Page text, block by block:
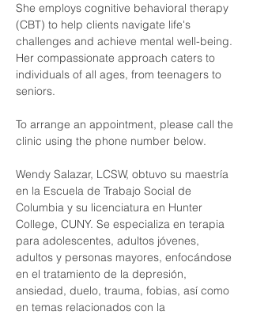
She employs cognitive behavioral therapy
(CBT) to help clients navigate life's
challenges and achieve mental well-being.
Her compassionate approach caters to
individuals of all ages, from teenagers to
seniors.
To arrange an appointment, please call the
clinic using the phone number below.
Wendy Salazar, LCSW, obtuvo su maestría
en la Escuela de Trabajo Social de
Columbia y su licenciatura en Hunter
College, CUNY. Se especializa en terapia
para adolescentes, adultos jóvenes,
adultos y personas mayores, enfocándose
en el tratamiento de la depresión,
ansiedad, duelo, trauma, fobias, así como
en temas relacionados con la